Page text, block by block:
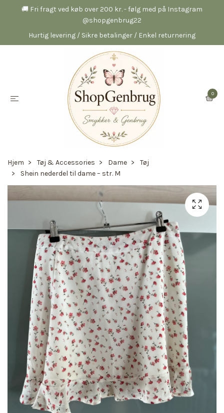
🚚 Fri fragt ved køb over 200 kr. - følg med på Instagram
@shopgenbrug22
Hurtig levering / Sikre betalinger / Enkel returnering
0
Hjem Tøj & Accessories Dame
Tøj
Shein nederdel til dame – str. M